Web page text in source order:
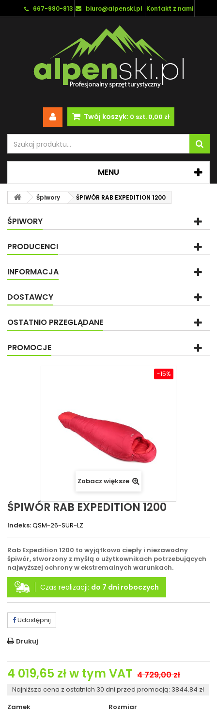
667-980-813 biuro@alpenski.pl Kontakt z nami
Twój koszyk: 0 szt. 0,00 zł
MENU
Śpiwory ŚPIWÓR RAB EXPEDITION 1200
ŚPIWORY
PRODUCENCI
INFORMACJA
DOSTAWCY
OSTATNIO PRZEGLĄDANE
PROMOCJE
-15%
Zobacz większe
ŚPIWÓR RAB EXPEDITION 1200
Indeks:QSM-26-SUR-LZ
Rab Expedition 1200 to wyjątkowo ciepły i niezawodny
śpiwór, stworzony z myślą o użytkownikach potrzebujących
najwyższej ochrony w ekstremalnych warunkach.
Czas realizacji: do 7 dni roboczych
Udostępnij
Drukuj
4 019,65 złw tym VAT 4 729,00 zł
Najniższa cena z ostatnich 30 dni przed promocją: 3844.84 zł
Zamek
Rozmiar